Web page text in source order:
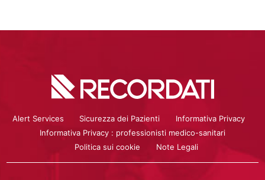
Alert Services Sicurezza dei Pazienti
Informativa Privacy
Informativa Privacy : professionisti medico-sanitari
Politica sui cookie
Note Legali